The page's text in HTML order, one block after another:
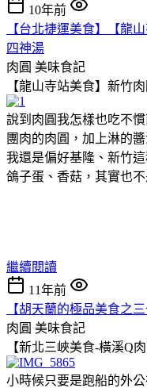
10年前
【台北捷運美食】【龍
四神湯
肉圓 美味食記
【龍山寺站美食】新
說到肉圓我怎樣也吃不
團肉的肉圓，加上淋的
我還是偏好基隆、新竹
鴿子蛋、香菇，其實也不
繼續閱讀
11年前
【胡天蘭的極品美食之
肉圓 美味食記
【新北三峽美食-橫溪
小時候只要是跑船的外